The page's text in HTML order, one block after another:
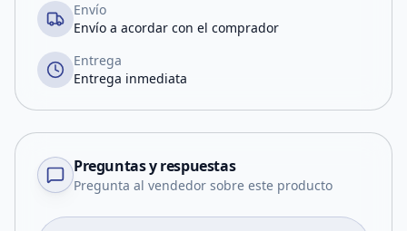
Envío
Envío a acordar con el comprador
Entrega
Entrega inmediata
Preguntas y respuestas
Pregunta al vendedor sobre este producto